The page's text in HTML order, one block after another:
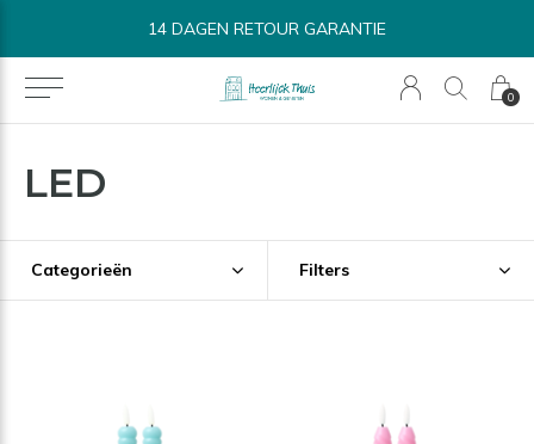
0
14 DAGEN RETOUR GARANTIE
LED
Categorieën Filters